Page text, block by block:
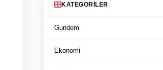
KATEGORILER
Gundem
Ekonomi